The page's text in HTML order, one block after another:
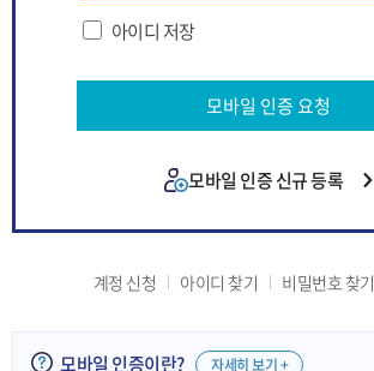
로그인
아이디 저장
모바일 인증 요청
모바일 인증 신규 등록
계정 신청 아이디 찾기 비밀번호 찾기
모바일 인증이란? 자세히 보기 +